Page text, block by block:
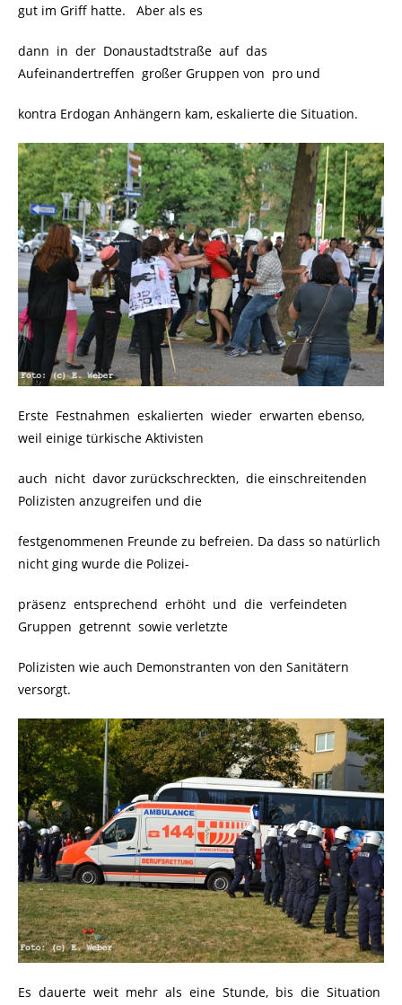
gut im Griff hatte. Aber als es
dann in der Donaustadtstraße auf das
Aufeinandertreffen großer Gruppen von pro und
kontra Erdogan Anhängern kam, eskalierte die Situation.
Erste Festnahmen eskalierten wieder erwarten ebenso,
weil einige türkische Aktivisten
auch nicht davor zurückschreckten, die einschreitenden
Polizisten anzugreifen und die
festgenommenen Freunde zu befreien. Da dass so natürlich
nicht ging wurde die Polizei-
präsenz entsprechend erhöht und die verfeindeten
Gruppen getrennt sowie verletzte
Polizisten wie auch Demonstranten von den Sanitätern
versorgt.
Es dauerte weit mehr als eine Stunde, bis die Situation